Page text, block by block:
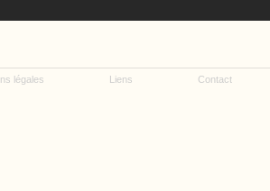
légales Liens Contact